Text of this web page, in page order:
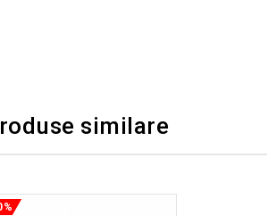
similare